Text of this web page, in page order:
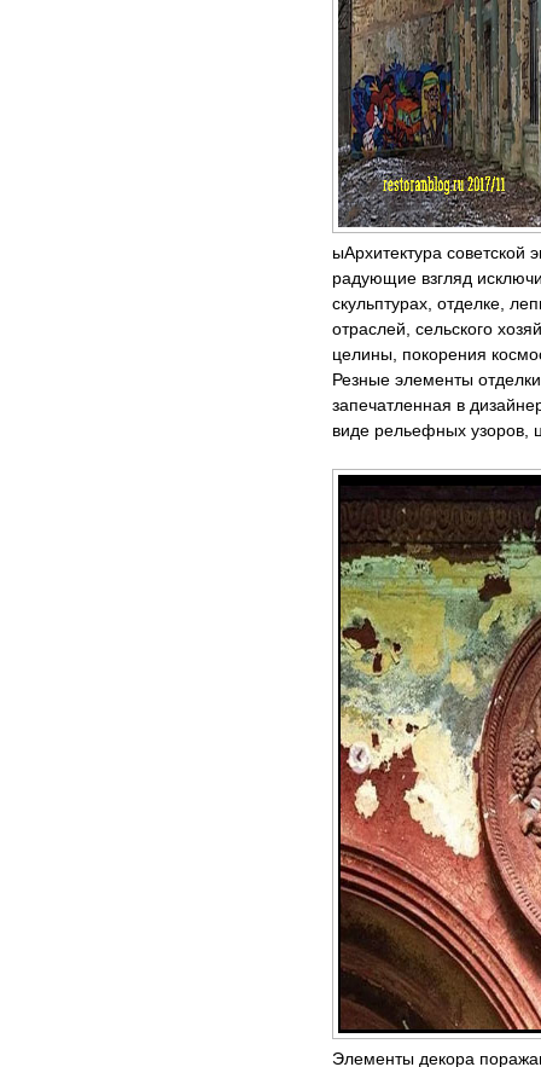
ыАрхитектура
радующие взгляд
скульптурах, отделке,
отраслей, сельского
целины, покорения
Резные элементы
запечатленная в
виде рельефных узоров,
Элементы декора